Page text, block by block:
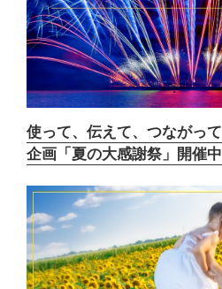
使って、伝えて、つながっ
企画「夏の大感謝祭」開催中